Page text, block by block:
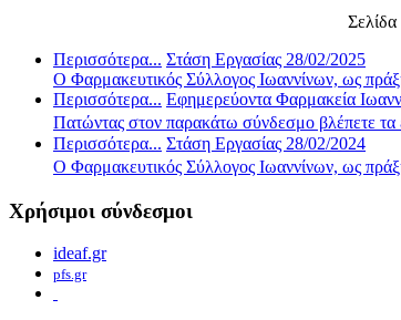
Περισσότερα... Στάση Εργασίας 28/02/2025
Ο Φαρμακευτικός Σύλλογος Ιωαννίνων, ως
Περισσότερα... Εφημερεύοντα Φαρμακεία
Πατώντας στον παρακάτω σύνδεσμο βλέπετε
Περισσότερα... Στάση Εργασίας 28/02/2024
Ο Φαρμακευτικός Σύλλογος Ιωαννίνων, ως
Χρήσιμοι σύνδεσμοι
ideaf.gr
pfs.gr